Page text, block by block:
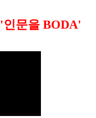
'인문을 BODA'